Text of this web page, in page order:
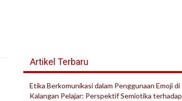
Artikel Terbaru
Etika Berkomunikasi dalam Penggunaan Emoji di
Kalangan Pelajar: Perspektif Semiotika terhadap